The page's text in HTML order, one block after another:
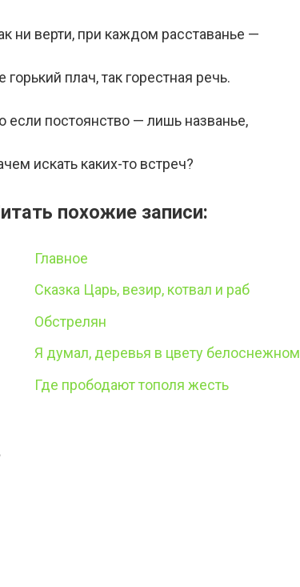
ни верти, при каждом расставанье —
горький плач, так горестная речь.
если постоянство — лишь названье,
искать каких-то встреч?
похожие записи:
Главное
Сказка Царь, везир, котвал и раб
Обстрелян
Я думал, деревья в цвету белоснежном
Где прободают тополя жесть